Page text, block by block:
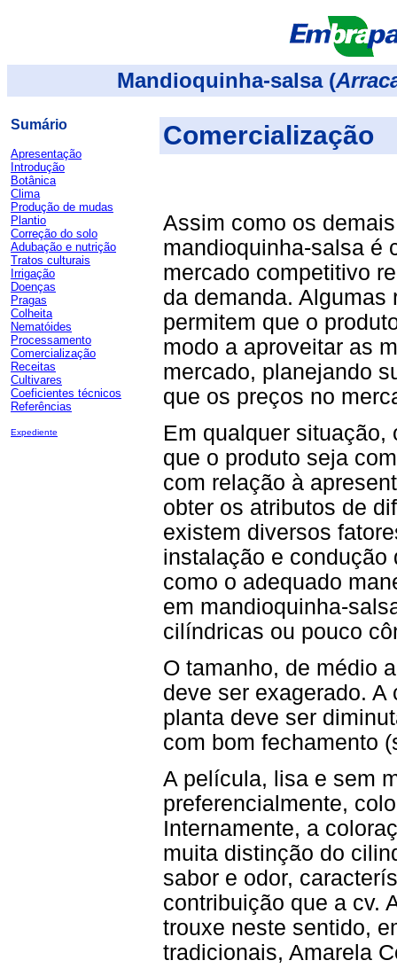
Mandioquinha-salsa (
Sumário
Apresentação
ntrodução
Botânica
Clima
Produção de mudas
Plantio
Correção do solo
Adubação e nutrição
Tratos culturais
Irrigação
Doenças
Pragas
Colheita
Nematóides
Processamento
Comercialização
Receitas
Cultivares
Coeficientes técnicos
Referências
Expediente
Comercialização
Assim como os
mandioquinha-salsa é
mercado competitivo
da demanda.
permitem que o
modo a aproveitar as
mercado, planejando
que os preços no
Em qualquer situação,
que o produto seja
com relação à
obter os atributos de
existem diversos
instalação e condução
como o adequado
em mandioquinha-
cilíndricas ou pouco
O tamanho, de médio
deve ser exagerado.
planta deve ser
com bom fechamento
A película, lisa e sem
preferencialmente,
Internamente, a
muita distinção do
sabor e odor,
contribuição que a cv.
trouxe neste sentido,
tradicionais, Amarela